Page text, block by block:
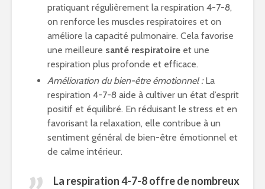
pratiquant régulièrement la respiration 4-7-8,
on renforce les muscles respiratoires et on
améliore la capacité pulmonaire. Cela favorise
une meilleure santé respiratoire et une
respiration plus profonde et efficace.
Amélioration du bien-être émotionnel :La
respiration 4-7-8 aide à cultiver un état d’esprit
positif et équilibré. En réduisant le stress et en
favorisant la relaxation, elle contribue à un
sentiment général de bien-être émotionnel et
de calme intérieur.
La respiration 4-7-8 offre de nombreux